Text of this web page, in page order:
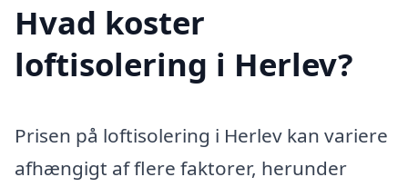
Hvad koster
loftisolering i Herlev?
Prisen på loftisolering i Herlev kan variere
afhængigt af flere faktorer, herunder